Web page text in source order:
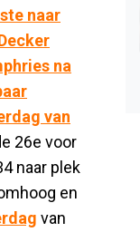
naar
na
van
26e voor
naar plek
en
van